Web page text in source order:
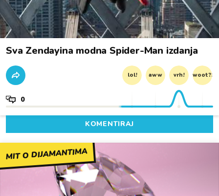
Sva Zendayina modna Spider-Man izdanja
lol! aww vrh! woot?!
0
KOMENTIRAJ
MIT O DIJAMANTIMA